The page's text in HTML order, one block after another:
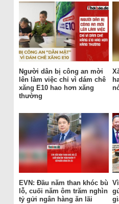
Người dân bị công an mời
lên làm việc chỉ vì dám chê
xăng E10 hao hơn xăng
thường
EVN: Đầu năm than khóc bù
lỗ, cuối năm ôm trăm nghìn
tỷ gửi ngân hàng ăn lãi